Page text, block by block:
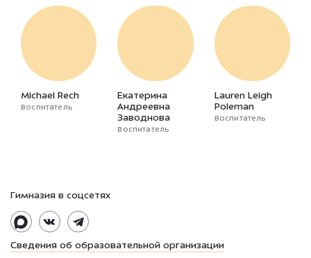
Michael Rech
Воспитатель
Екатерина
Андреевна
Заводнова
Воспитатель
Lauren Leigh
Poleman
Воспитатель
Сведения об образовательной организации
Гимназия в соцсетях